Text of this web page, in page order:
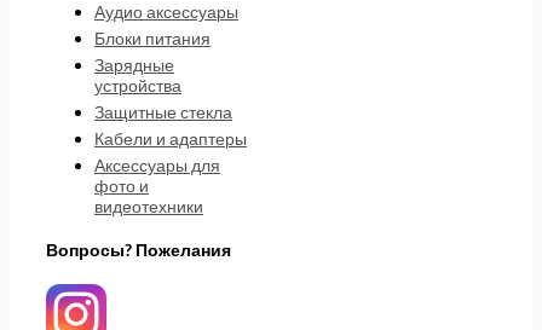
Аудио аксессуары
Блоки питания
Зарядные
устройства
Защитные стекла
Кабели и адаптеры
Аксессуары для
фото и
видеотехники
Вопросы? Пожелания